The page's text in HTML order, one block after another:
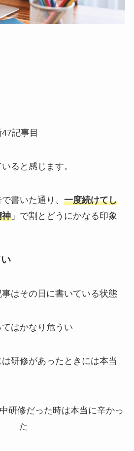
記事目
ると感じます。
書いた通り、 一度続けてし
神」で割とどうにかなる印象
はその日に書いている状態
はかなり危うい
研修があったときには本当
研修だった時は本当に辛かっ
た